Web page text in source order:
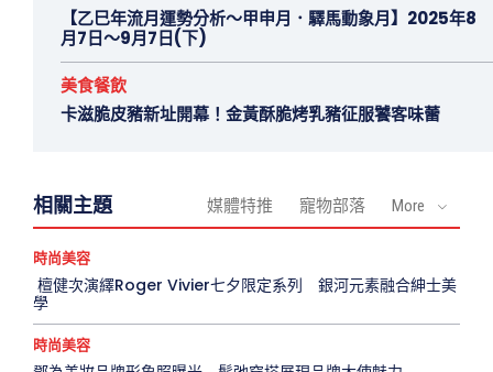
【乙巳年流月運勢分析～甲申月．驛馬動象月】2025年8
月7日～9月7日(下)
美食餐飲
卡滋脆皮豬新址開幕！金黃酥脆烤乳豬征服饕客味蕾
相關主題 媒體特推 寵物部落 More
時尚美容
檀健次演繹Roger Vivier七夕限定系列 銀河元素融合紳士美
學
時尚美容